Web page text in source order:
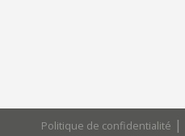
Politique de confidentialité |